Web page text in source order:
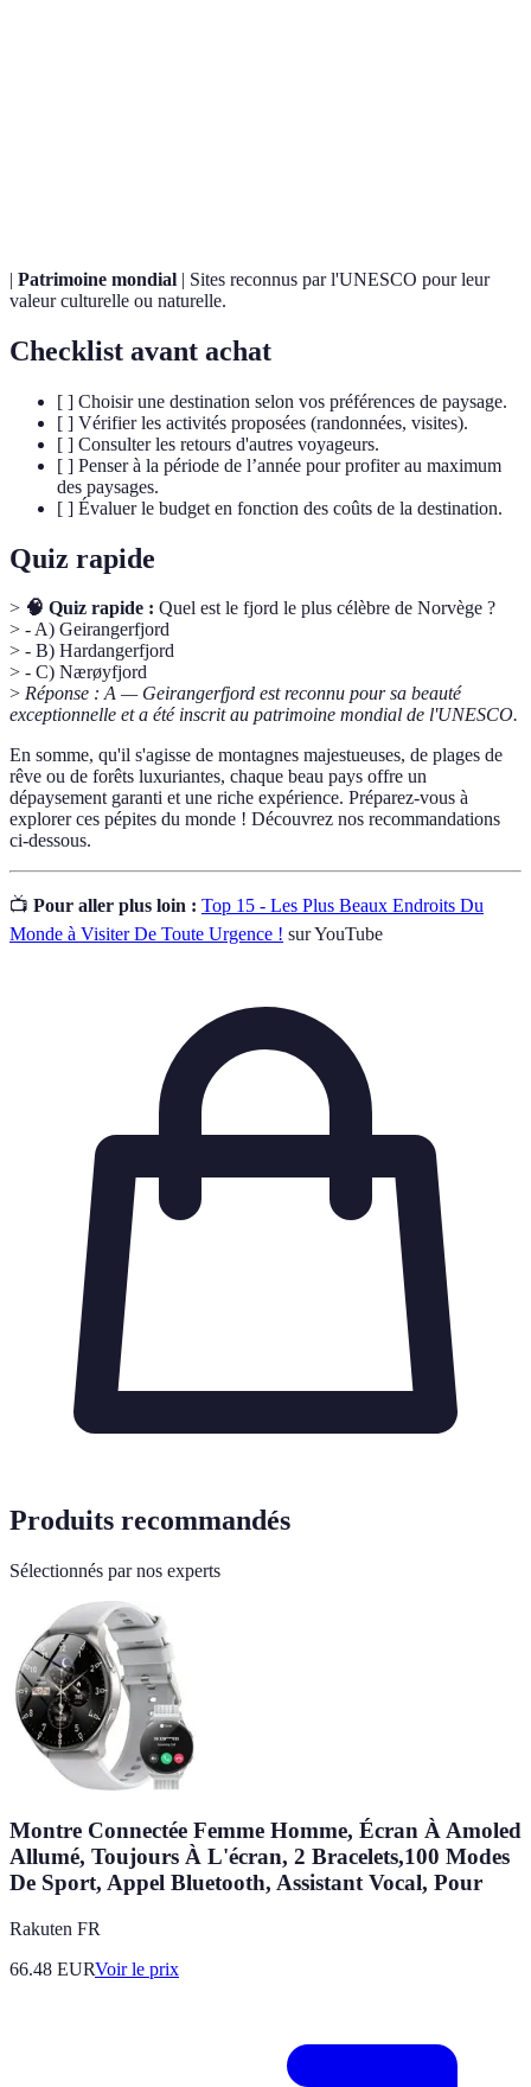
| Patrimoine mondial | Sites reconnus par l'UNESCO pour leur
valeur culturelle ou naturelle.
Checklist avant achat
[ ] Choisir une destination selon vos préférences de paysage.
[ ] Vérifier les activités proposées (randonnées, visites).
[ ] Consulter les retours d'autres voyageurs.
[ ] Penser à la période de l’année pour profiter au maximum
des paysages.
[ ] Évaluer le budget en fonction des coûts de la destination.
Quiz rapide
> 🧠 Quiz rapide : Quel est le fjord le plus célèbre de Norvège ?
> - A) Geirangerfjord
> - B) Hardangerfjord
> - C) Nærøyfjord
> Réponse : A — Geirangerfjord est reconnu pour sa beauté
exceptionnelle et a été inscrit au patrimoine mondial de l'UNESCO.
En somme, qu'il s'agisse de montagnes majestueuses, de plages de
rêve ou de forêts luxuriantes, chaque beau pays offre un
dépaysement garanti et une riche expérience. Préparez-vous à
explorer ces pépites du monde ! Découvrez nos recommandations
ci-dessous.
📺 Pour aller plus loin : Top 15 - Les Plus Beaux Endroits Du
Monde à Visiter De Toute Urgence ! sur YouTube
Produits recommandés
Sélectionnés par nos experts
Montre Connectée Femme Homme, Écran À Amoled
Allumé, Toujours À L'écran, 2 Bracelets,100 Modes
De Sport, Appel Bluetooth, Assistant Vocal, Pour
Rakuten FR
66.48 EURVoir le prix